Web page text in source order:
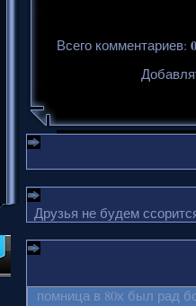
Всего комментариев: 0
Друзья не будем
помница в 80х был рад